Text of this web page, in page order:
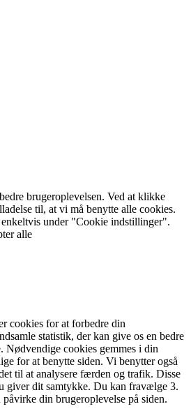
brugeroplevelsen. Ved at klikke
til, at vi må benytte alle cookies.
under "Cookie indstillinger".
alle
cookies for at forbedre din
statistik, der kan give os en bedre
Nødvendige cookies gemmes i din
for at benytte siden. Vi benytter også
til at analysere færden og trafik. Disse
giver dit samtykke. Du kan fravælge 3.
din brugeroplevelse på siden.